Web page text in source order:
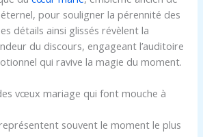
pour souligner la pérennité des
détails ainsi glissés révèlent la
du discours, engageant l’auditoire
qui ravive la magie du moment.
vœux mariage qui font mouche à
souvent le moment le plus